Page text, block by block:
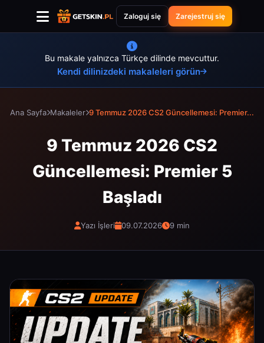
Zaloguj się Zarejestruj się
Bu makale yalnızca Türkçe dilinde mevcuttur.
Kendi dilinizdeki makaleleri görün
Ana Sayfa Makaleler 9 Temmuz 2026 CS2 Güncellemesi: Premier...
9 Temmuz 2026 CS2
Güncellemesi: Premier 5
Başladı
Yazı İşleri 09.07.2026 9 min